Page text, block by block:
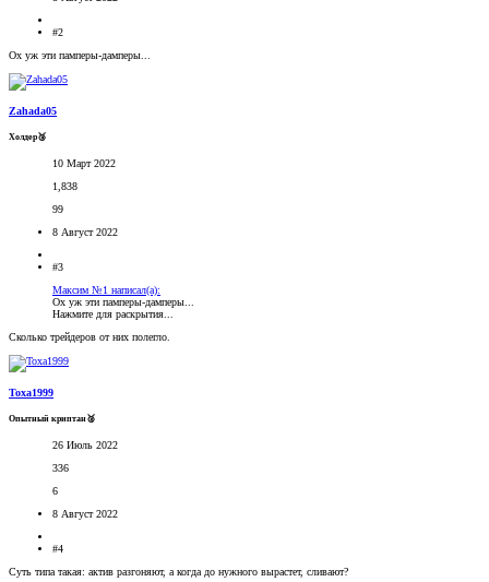
#2
Ох уж эти памперы-дамперы...
Zahada05
Холдер🥉
10 Март 2022
1,838
99
8 Август 2022
#3
Максим №1 написал(а):
Ох уж эти памперы-дамперы...
Нажмите для раскрытия...
Сколько трейдеров от них полегло.
Toxa1999
Опытный криптан🥈
26 Июль 2022
336
6
8 Август 2022
#4
Суть типа такая: актив разгоняют, а когда до нужного вырастет, сливают?